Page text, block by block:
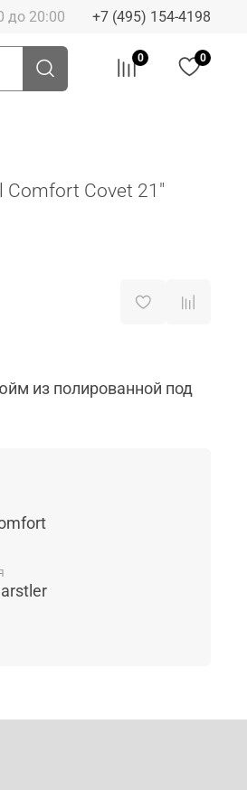
до 20:00 +7 (495) 154-4198
0 0
Comfort Covet 21"
из полированной под